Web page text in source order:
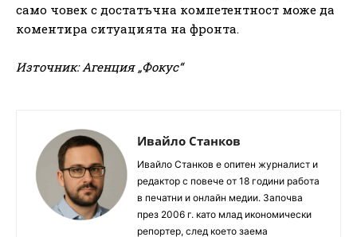
само човек с достатъчна компетентност може да
коментира ситуацията на фронта.
Източник: Агенция „Фокус“
Ивайло Станков
Ивайло Станков е опитен журналист и
редактор с повече от 18 години работа
в печатни и онлайн медии. Започва
през 2006 г. като млад икономически
репортер, след което заема